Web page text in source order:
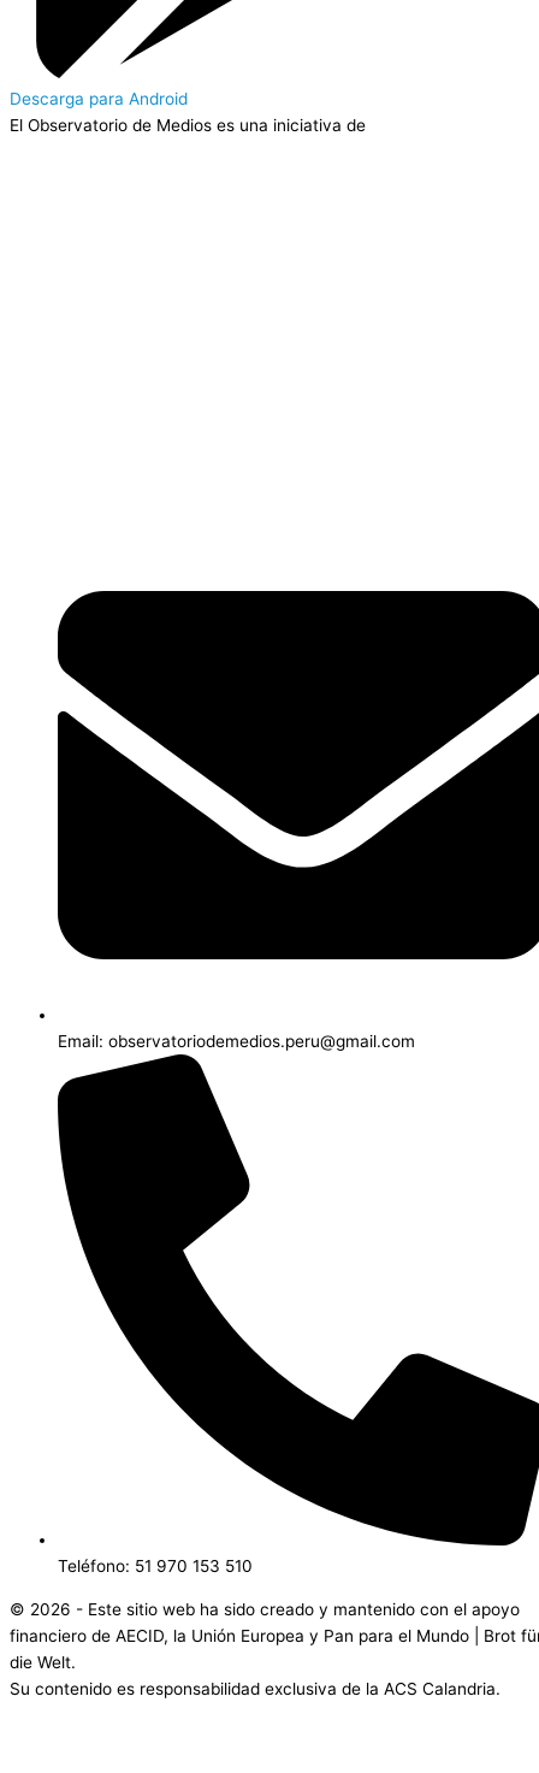
Descarga para Android
El Observatorio de Medios es una iniciativa de
Email: observatoriodemedios.peru@gmail.com
Teléfono: 51 970 153 510
© 2026 - Este sitio web ha sido creado y mantenido con el apoyo
financiero de AECID, la Unión Europea y Pan para el Mundo | Brot
die Welt.
Su contenido es responsabilidad exclusiva de la ACS Calandria.